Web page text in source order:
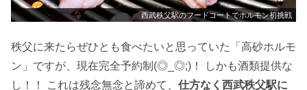
西武秩父駅のフードコートでホルモン初挑戦
秩父に来たらぜひとも食べたいと思っていた「高砂ホルモ
ン」ですが、現在完全予約制(◎_◎;)！ しかも酒類提供な
し！！ これは残念無念と諦めて、 仕方なく西武秩父駅に